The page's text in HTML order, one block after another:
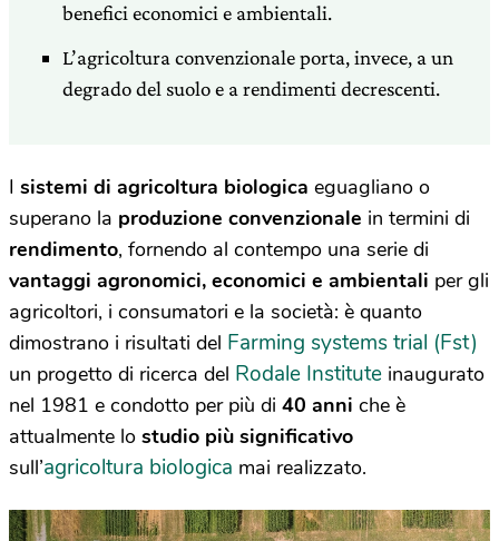
benefici economici e ambientali.
L’agricoltura convenzionale porta, invece, a un
degrado del suolo e a rendimenti decrescenti.
I sistemi di agricoltura biologica eguagliano o
superano la produzione convenzionale in termini di
rendimento, fornendo al contempo una serie di
vantaggi agronomici, economici e ambientali per gli
agricoltori, i consumatori e la società: è quanto
dimostrano i risultati del Farming systems trial (Fst)
un progetto di ricerca del Rodale Institute inaugurato
nel 1981 e condotto per più di 40 anni che è
attualmente lo studio più significativo
sull’agricoltura biologica mai realizzato.